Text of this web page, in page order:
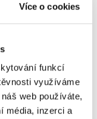
Více o cookies
funkcí
využíváme
web používáte,
média, inzerci a